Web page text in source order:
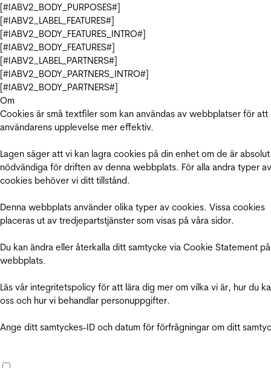
[#IABV2_BODY_PURPOSES#]
[#IABV2_LABEL_FEATURES#]
[#IABV2_BODY_FEATURES_INTRO#]
[#IABV2_BODY_FEATURES#]
[#IABV2_LABEL_PARTNERS#]
[#IABV2_BODY_PARTNERS_INTRO#]
[#IABV2_BODY_PARTNERS#]
Om
Cookies är små textfiler som kan användas av webbplatser för att
användarens upplevelse mer effektiv.
Lagen säger att vi kan lagra cookies på din enhet om de är absolut
nödvändiga för driften av denna webbplats. För alla andra typer av
cookies behöver vi ditt tillstånd.
Denna webbplats använder olika typer av cookies. Vissa cookies
placeras ut av tredjepartstjänster som visas på våra sidor.
Du kan ändra eller återkalla ditt samtycke via Cookie Statement
webbplats.
Läs vår integritetspolicy för att lära dig mer om vilka vi är, hur du
oss och hur vi behandlar personuppgifter.
Ange ditt samtyckes-ID och datum för förfrågningar om ditt